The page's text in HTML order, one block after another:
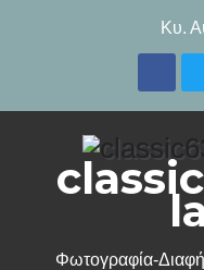
Κυ.
Φωτογραφία-